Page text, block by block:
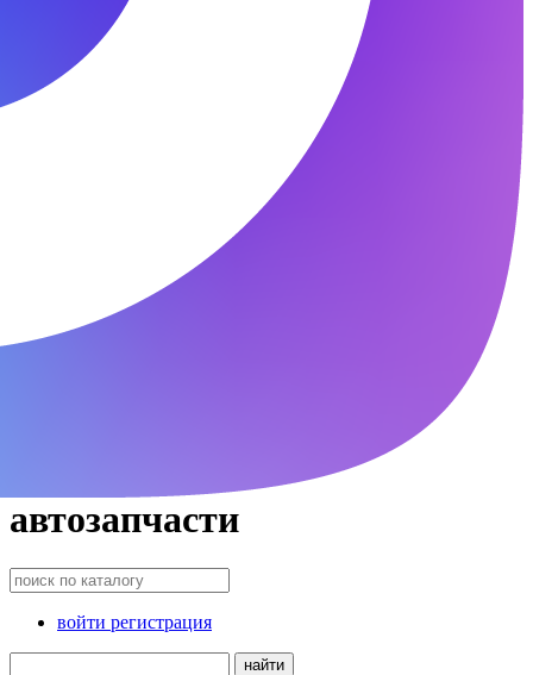
автозапчасти
войти регистрация
найти